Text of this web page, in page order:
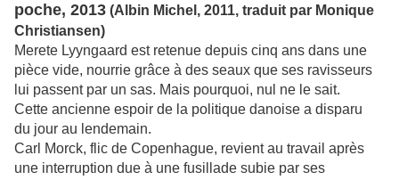
poche, 2013 (Albin Michel, 2011, traduit par Monique
Christiansen)
Merete Lyyngaard est retenue depuis cinq ans dans une
pièce vide, nourrie grâce à des seaux que ses ravisseurs
lui passent par un sas. Mais pourquoi, nul ne le sait.
Cette ancienne espoir de la politique danoise a disparu
du jour au lendemain.
Carl Morck, flic de Copenhague, revient au travail après
une interruption due à une fusillade subie par ses